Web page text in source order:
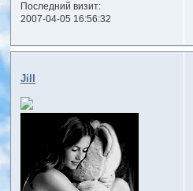
Последний визит:
2007-04-05 16:56:32
Jill